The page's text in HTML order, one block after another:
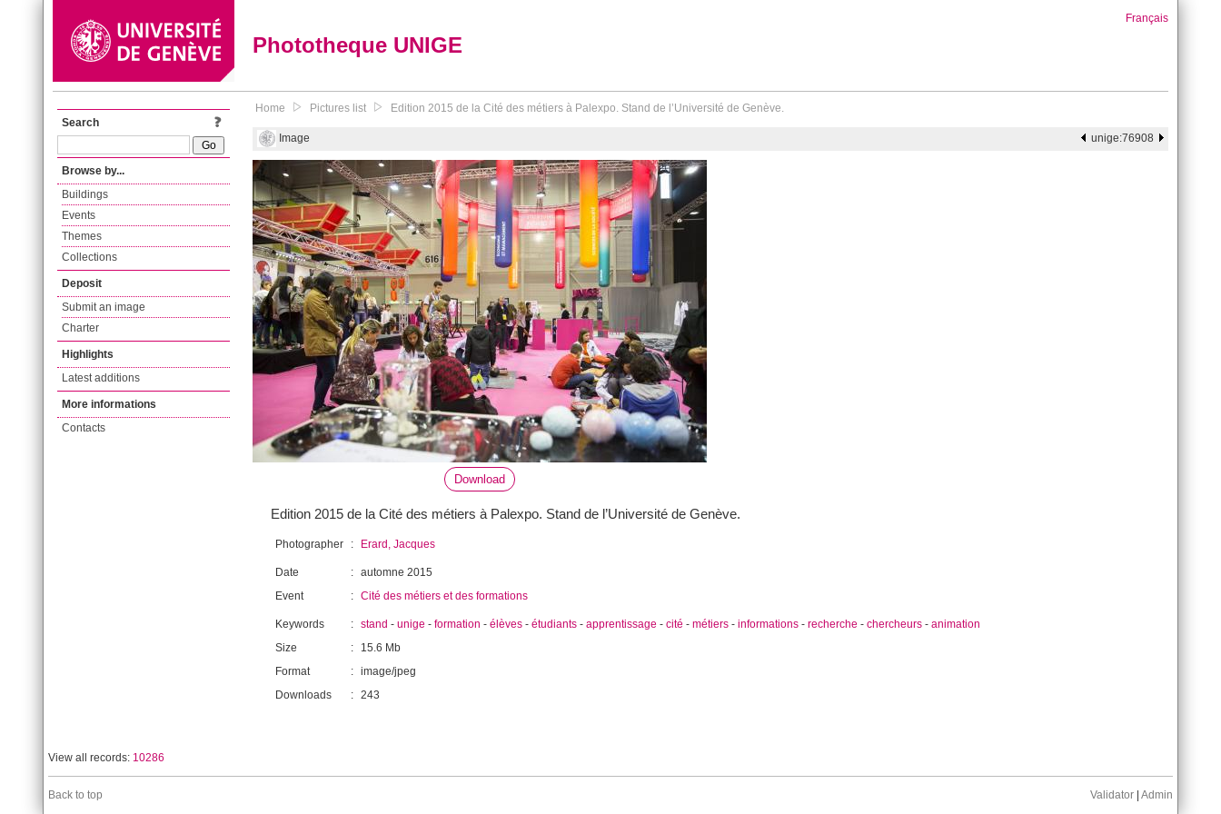
Phototheque UNIGE
Français
Search
Browse by...
Buildings
Events
Themes
Collections
Deposit
Submit an image
Charter
Highlights
Latest additions
More informations
Contacts
Home Pictures list Edition 2015 de la Cité des métiers à Palexpo. Stand de l’Université de Genève.
Image unige:76908
Download
Edition 2015 de la Cité des métiers à Palexpo. Stand de l’Université de Genève.
Photographer : Erard, Jacques
Date : automne 2015
Event
: Cité des métiers et des formations
Keywords : stand - unige - formation - élèves - étudiants - apprentissage - cité - métiers - informations - recherche - chercheurs - animation
Size
:
15.6 Mb
Format
: image/jpeg
Downloads
: 243
View all records: 10286
Back to top Validator Admin